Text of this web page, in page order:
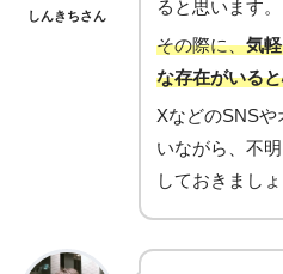
しんきちさん
ると思います。
その際に、気
な存在がいる
XなどのSNS
いながら、不
しておきましょ